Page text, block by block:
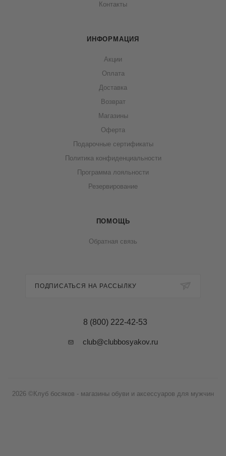
Контакты
ИНФОРМАЦИЯ
Акции
Оплата
Доставка
Возврат
Магазины
Оферта
Подарочные сертификаты
Политика конфиденциальности
Программа лояльности
Резервирование
ПОМОЩЬ
Обратная связь
ПОДПИСАТЬСЯ НА РАССЫЛКУ
8 (800) 222-42-53
club@clubbosyakov.ru
2026 ©Клуб босяков - магазины обуви и аксессуаров для мужчин